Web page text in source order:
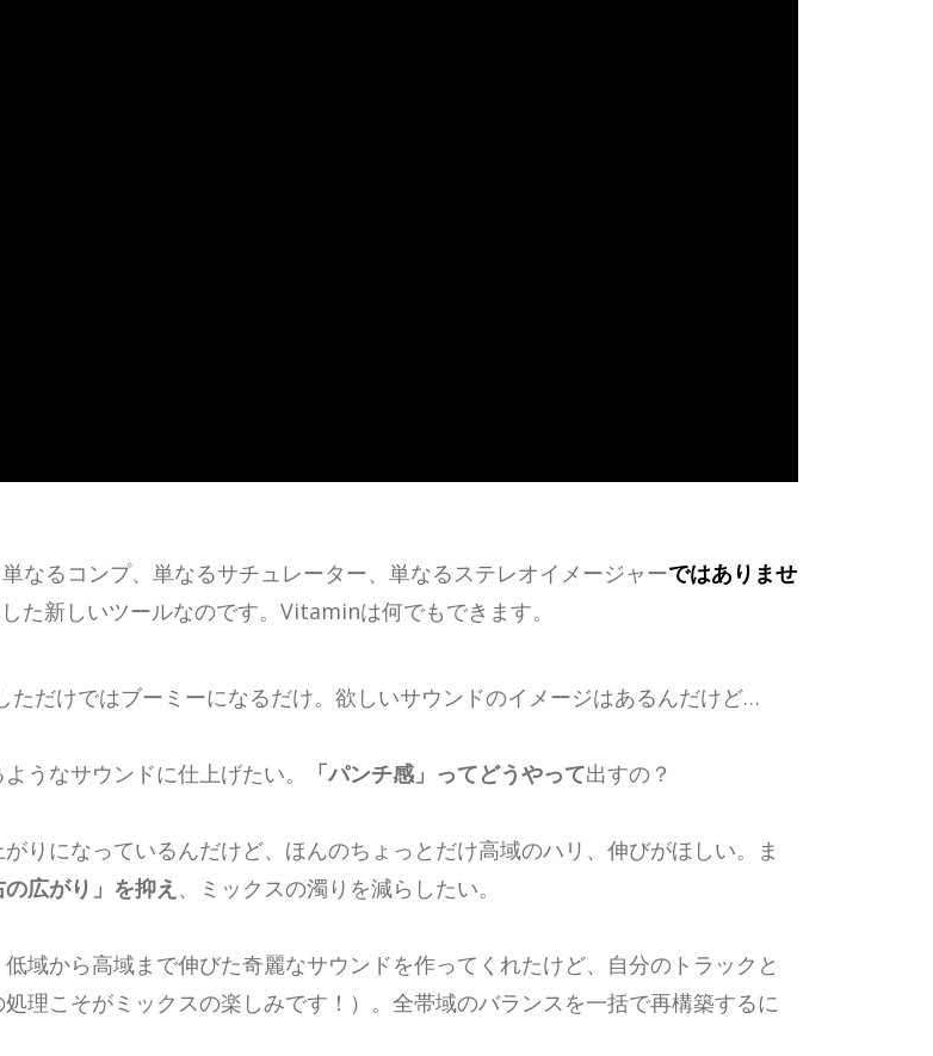
なるコンプ、単なるサチュレーター、単なるステレオイメージャーではありませ
た新しいツールなのです。Vitaminは何でもできます。
ただけではブーミーになるだけ。欲しいサウンドのイメージはあるんだけど…
うなサウンドに仕上げたい。 「パンチ感」ってどうやって出すの？
りになっているんだけど、ほんのちょっとだけ高域のハリ、伸びがほしい。ま
の広がり」を抑え 、ミックスの濁りを減らしたい。
域から高域まで伸びた奇麗なサウンドを作ってくれたけど、自分のトラックと
処理こそがミックスの楽しみです！）。全帯域のバランスを一括で再構築するに